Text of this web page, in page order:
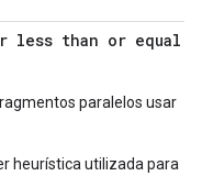
less than or equal
paralelos usar
heurística utilizada para